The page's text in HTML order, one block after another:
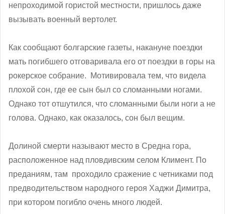
непроходимой гористой местности, пришлось даже
вызывать военный вертолет.
Как сообщают болгарские газеты, накануне поездки
мать погибшего отговаривала его от поездки в горы на
рокерское собрание. Мотивировала тем, что видела
плохой сон, где ее сын был со сломанными ногами.
Однако тот отшутился, что сломанными были ноги а не
голова. Однако, как оказалось, сон был вещим.
Долиной смерти называют место в Средна гора,
расположенное над пловдивским селом Климент. По
преданиям, там проходило сражение с четниками под
предводительством народного героя Хаджи Димитра,
при котором погибло очень много людей.